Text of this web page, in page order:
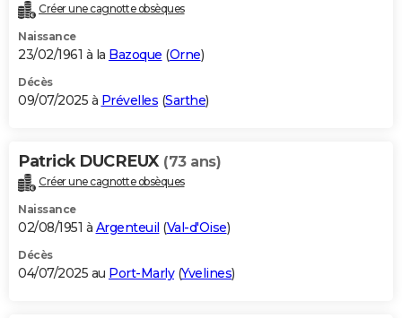
Créer une cagnotte obsèques
Naissance
23/02/1961 à la Bazoque (Orne)
Décès
09/07/2025 à Prévelles (Sarthe)
Patrick DUCREUX (73 ans)
Créer une cagnotte obsèques
Naissance
02/08/1951 à Argenteuil (Val-d'Oise)
Décès
04/07/2025 au Port-Marly(Yvelines)